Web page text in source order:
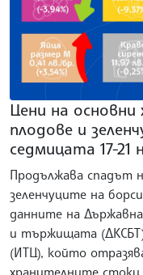
Цени на
плодове и
седмицата 17-21
Продължава спадът
зеленчуците на
данните на
и тържищата
(ИТЦ), който